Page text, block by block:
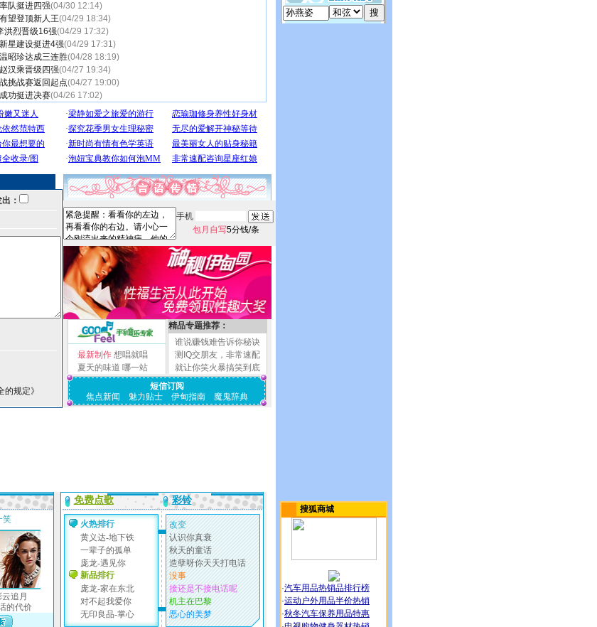
队挺进四强(04/30 12:14)
望登顶新人王(04/29 18:34)
洪烈晋级16强(04/29 17:32)
星建设挺进4强(04/29 17:31)
昭珍达成三连胜(04/28 18:19)
汉乘晋级四强(04/27 19:34)
挑战赛返回起点(04/27 19:00)
功挺进决赛(04/26 17:02)
：
规定》
手机
包月自写5分钱/条
最新制作 想唱就唱
夏天的味道 哪一站
精品专题推荐：
谁说赚钱难告诉你秘诀
测IQ交朋友，非常速配
就让你笑火暴搞笑到底
短信订阅
焦点新闻
魅力贴士 伊甸指南 魔鬼辞典
搜狐商城
·汽车用品热销品排行榜
·运动户外用品半价热销
·秋冬汽车保养用品特惠